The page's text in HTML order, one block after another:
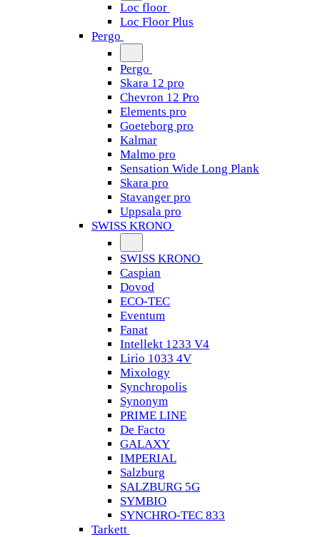
Loc floor
Loc Floor Plus
Pergo
Pergo
Skara 12 pro
Chevron 12 Pro
Elements pro
Goeteborg pro
Kalmar
Malmo pro
Sensation Wide Long Plank
Skara pro
Stavanger pro
Uppsala pro
SWISS KRONO
SWISS KRONO
Caspian
Dovod
ECO-TEC
Eventum
Fanat
Intellekt 1233 V4
Lirio 1033 4V
Mixology
Synchropolis
Synonym
PRIME LINE
De Facto
GALAXY
IMPERIAL
Salzburg
SALZBURG 5G
SYMBIO
SYNCHRO-TEC 833
Tarkett